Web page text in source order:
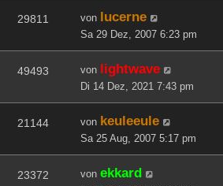
29811 von lucerne
Sa 29 Dez, 2007 6:23 pm
49493 von lightwave
Di 14 Dez, 2021 7:43 pm
21144 von keuleeule
Sa 25 Aug, 2007 5:17 pm
23372 von ekkard